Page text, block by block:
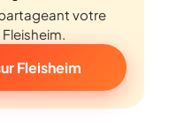
votre
Fleisheim